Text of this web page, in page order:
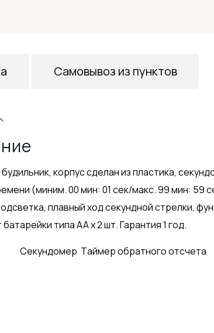
корпус сделан из пластика,
(миним. 00 мин: 01 сек/макс. 99 мин: 59
плавный ход секундной стрелки,
типа АА х 2 шт. Гарантия 1 год.
Секундомер Tаймер обратного отсчета
Самовывоз из пунктов